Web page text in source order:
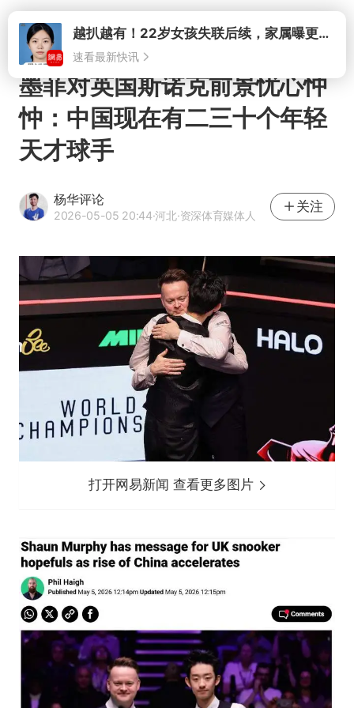
打开
墨菲对英国斯诺克前景忧心忡
忡：中国现在有二三十个年轻
天才球手
杨华评论
2026-05-05 20:44·河北·资深体育媒体人
关注
打开网易新闻 查看更多图片